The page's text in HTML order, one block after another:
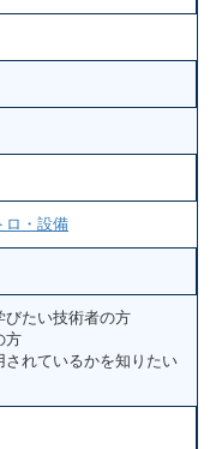
ロ・設備
びたい技術者の方
方
されているかを知りたい